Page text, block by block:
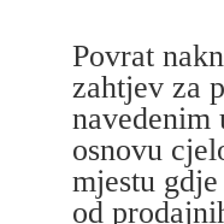
Povrat
zahtjev za
osnovu
mjestu
od